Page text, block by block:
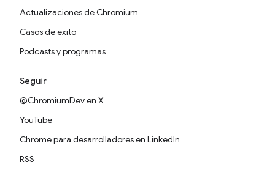
Actualizaciones de Chromium
Casos de éxito
Podcasts y programas
Seguir
@ChromiumDev en X
YouTube
Chrome para desarrolladores en LinkedIn
RSS